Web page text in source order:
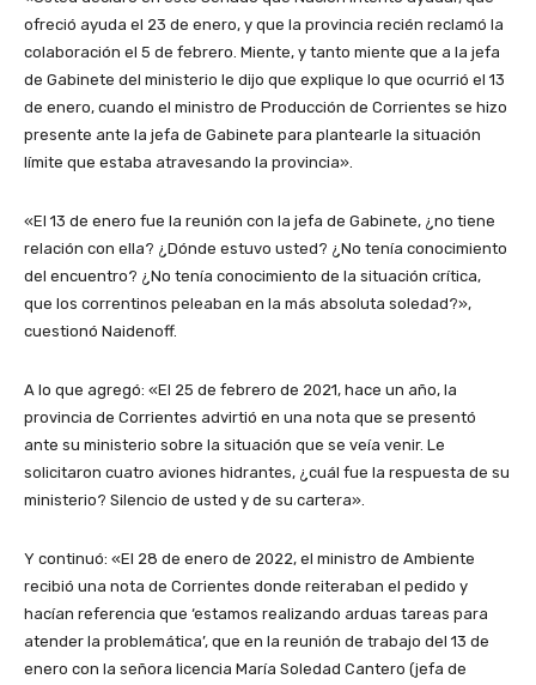
ofreció ayuda el 23 de enero, y que la provincia recién reclamó la
colaboración el 5 de febrero. Miente, y tanto miente que a la jefa
de Gabinete del ministerio le dijo que explique lo que ocurrió el 13
de enero, cuando el ministro de Producción de Corrientes se hizo
presente ante la jefa de Gabinete para plantearle la situación
límite que estaba atravesando la provincia».
«El 13 de enero fue la reunión con la jefa de Gabinete, ¿no tiene
relación con ella? ¿Dónde estuvo usted? ¿No tenía conocimiento
del encuentro? ¿No tenía conocimiento de la situación crítica,
que los correntinos peleaban en la más absoluta soledad?»,
cuestionó Naidenoff.
A lo que agregó: «El 25 de febrero de 2021, hace un año, la
provincia de Corrientes advirtió en una nota que se presentó
ante su ministerio sobre la situación que se veía venir. Le
solicitaron cuatro aviones hidrantes, ¿cuál fue la respuesta de su
ministerio? Silencio de usted y de su cartera».
Y continuó: «El 28 de enero de 2022, el ministro de Ambiente
recibió una nota de Corrientes donde reiteraban el pedido y
hacían referencia que ‘estamos realizando arduas tareas para
atender la problemática’, que en la reunión de trabajo del 13 de
enero con la señora licencia María Soledad Cantero (jefa de